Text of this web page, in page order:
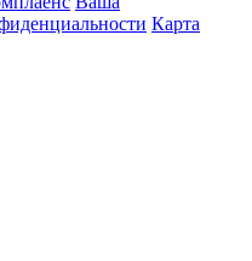
Карта